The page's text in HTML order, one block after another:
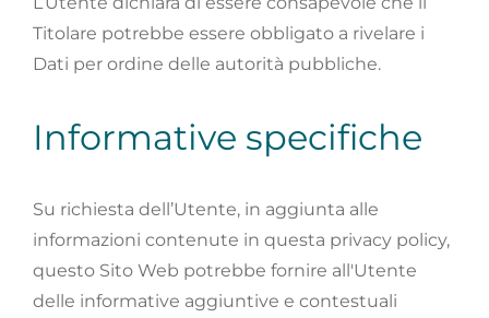
Titolare potrebbe essere obbligato a rivelare i
Dati per ordine delle autorità pubbliche.
Informative specifiche
Su richiesta dell’Utente, in aggiunta alle
informazioni contenute in questa privacy policy,
questo Sito Web potrebbe fornire all'Utente
delle informative aggiuntive e contestuali